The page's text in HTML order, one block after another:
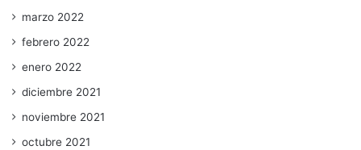
marzo 2022
febrero 2022
enero 2022
diciembre 2021
noviembre 2021
octubre 2021